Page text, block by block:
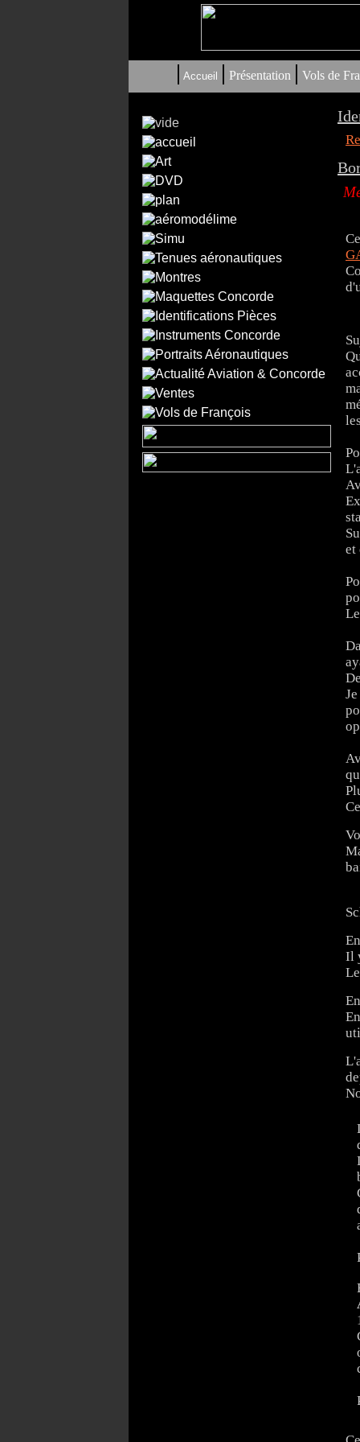
| Accueil | Présentation | Vols de
et
Il